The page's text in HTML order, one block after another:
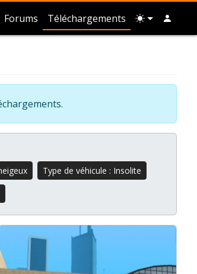
Forums Téléchargements
Type de véhicule : Insolite